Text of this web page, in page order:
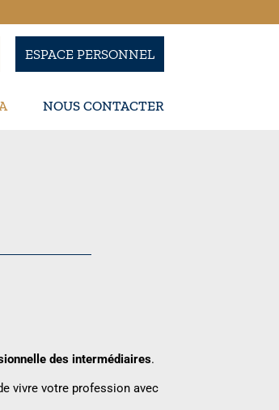
ESPACE PERSONNEL
NOUS CONTACTER
des intermédiaires.
vivre votre profession avec